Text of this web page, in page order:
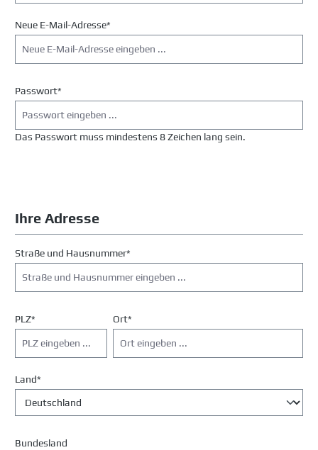
Neue E-Mail-Adresse*
Passwort*
Das Passwort muss mindestens 8 Zeichen lang sein.
Ihre Adresse
Straße und Hausnummer*
PLZ* Ort*
Land*
Bundesland